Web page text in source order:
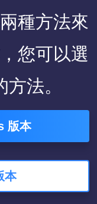
種方法來
您可以選
法。
版本
本